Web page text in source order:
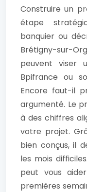
Construire un
étape
banquier ou
Brétigny-sur-
peuvent viser
Bpifrance ou
Encore faut-il
argumenté. Le
à des chiffres
votre projet.
bien conçus, il
les mois
peut vous
premières